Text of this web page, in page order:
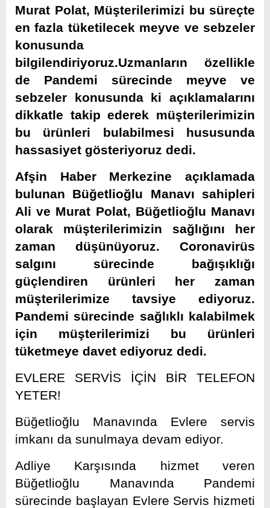
Murat Polat, Müşterilerimizi bu süreçte
en fazla tüketilecek meyve ve sebzeler
konusunda
bilgilendiriyoruz.Uzmanların özellikle
de Pandemi sürecinde meyve ve
sebzeler konusunda ki açıklamalarını
dikkatle takip ederek müşterilerimizin
bu ürünleri bulabilmesi hususunda
hassasiyet gösteriyoruz dedi.
Afşin Haber Merkezine açıklamada
bulunan Büğetlioğlu Manavı sahipleri
Ali ve Murat Polat, Büğetlioğlu Manavı
olarak müşterilerimizin sağlığını her
zaman düşünüyoruz. Coronavirüs
salgını sürecinde bağışıklığı
güçlendiren ürünleri her zaman
müşterilerimize tavsiye ediyoruz.
Pandemi sürecinde sağlıklı kalabilmek
için müşterilerimizi bu ürünleri
tüketmeye davet ediyoruz dedi.
EVLERE SERVİS İÇİN BİR TELEFON
YETER!
Büğetlioğlu Manavında Evlere servis
imkanı da sunulmaya devam ediyor.
Adliye Karşısında hizmet veren
Büğetlioğlu Manavında Pandemi
sürecinde başlayan Evlere Servis hizmeti